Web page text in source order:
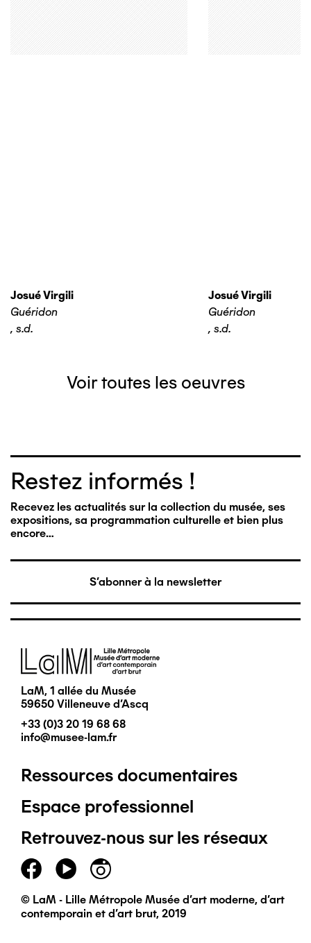
Josué Virgili
Guéridon
, s.d.
Josué Virgili
Guéridon
, s.d.
Voir toutes les oeuvres
Restez informés !
Recevez les actualités sur la collection du musée, ses
expositions, sa programmation culturelle et bien plus
encore…
S'abonner à la newsletter
Image
LaM, 1 allée du Musée
59650 Villeneuve d'Ascq
+33 (0)3 20 19 68 68
info@musee-lam.fr
Pied
de
page
principal
Ressources documentaires
Espace professionnel
Retrouvez-nous sur les réseaux
© LaM - Lille Métropole Musée d'art moderne, d'art
contemporain et d'art brut, 2019